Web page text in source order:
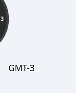
3
GMT-3